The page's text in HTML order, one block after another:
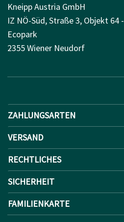
Kneipp Austria GmbH
IZ NÖ-Süd, Straße 3, Objekt 64 -
Ecopark
2355 Wiener Neudorf
ZAHLUNGSARTEN
VERSAND
RECHTLICHES
SICHERHEIT
FAMILIENKARTE